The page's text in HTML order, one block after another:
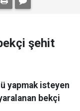
şehit
yapmak isteyen
bekçi